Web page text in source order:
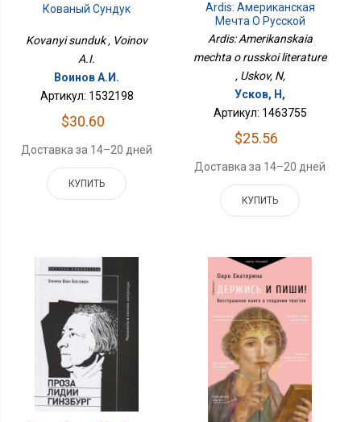
Кованый Сундук
Kovanyi sunduk , Voinov
A.I.
Воинов А.И.
Артикул: 1532198
$30.60
Доставка за 14–20 дней
КУПИТЬ
Ardis: Американская
Мечта О Русской
Литературе
Ardis: Amerikanskaia
mechta o russkoi literature
, Uskov, N,
Усков, Н,
Артикул: 1463755
$25.56
Доставка за 14–20 дней
КУПИТЬ